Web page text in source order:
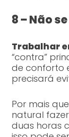
8 – Não
Trabalhar
“contra”
de conforto
precisará
Por mais
natural
duas horas